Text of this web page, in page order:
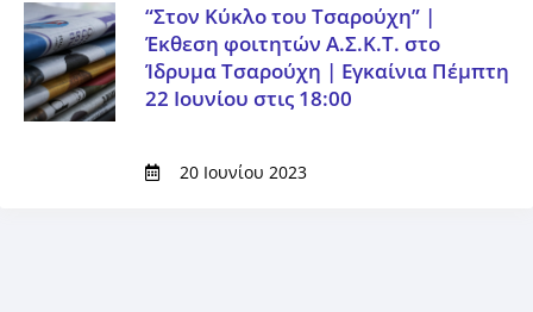
“Στον Κύκλο του Τσαρούχη” |
Έκθεση φοιτητών Α.Σ.Κ.Τ. στο
Ίδρυμα Τσαρούχη | Εγκαίνια Πέμπτη
22 Ιουνίου στις 18:00
20 Ιουνίου 2023